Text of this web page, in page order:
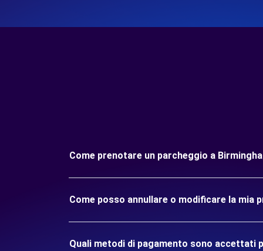
Come prenotare un parcheggio a
Come posso annullare o modificare la mia
Quali metodi di pagamento sono accettati